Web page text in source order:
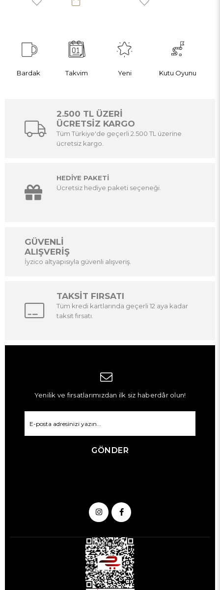
Bardak Takvim Yeni Kutu Oyunu
2.500 TL ÜZERİ
ÜCRETSİZ KARGO
Tüm Türkiye'de geçerli 2.500 TL üzerine
ücretsiz kargo.
HEDİYE PAKETİ
Ücretsiz hediye paketi seçeneği.
GÜVENLİ
ALIŞVERİŞ
İyzico altyapısıyla güvenli alışveriş.
TAKSİT FIRSATI
Tüm kredi kartlarında geçerli 12 aya kadar
taksit fırsatı.
Yenilik ve fırsatlarımızdan ilk siz haberdâr olun!
GÖNDER